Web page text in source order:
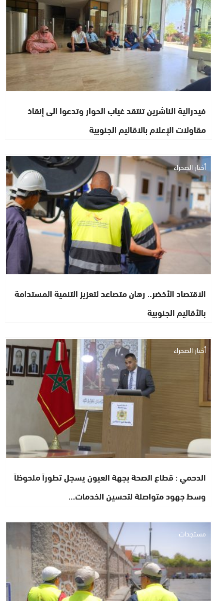
فيدرالية الناشرين تنتقد غياب الحوار وتدعوا الى إنقاذ
مقاولات الإعلام بالاقاليم الجنوبية
أخبار الصحراء
الاقتصاد الأخضر.. رهان متصاعد لتعزيز التنمية المستدامة
بالأقاليم الجنوبية
أخبار الصحراء
الدحمي : قطاع الصحة بجهة العيون يسجل تطوراً ملحوظاً
وسط جهود متواصلة لتحسين الخدمات…
مستجدات